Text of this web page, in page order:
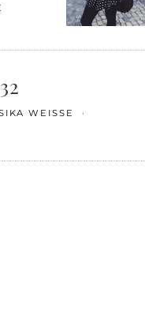
WEISSE